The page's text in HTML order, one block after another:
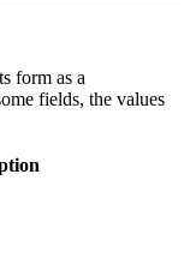
form as a
fields, the values